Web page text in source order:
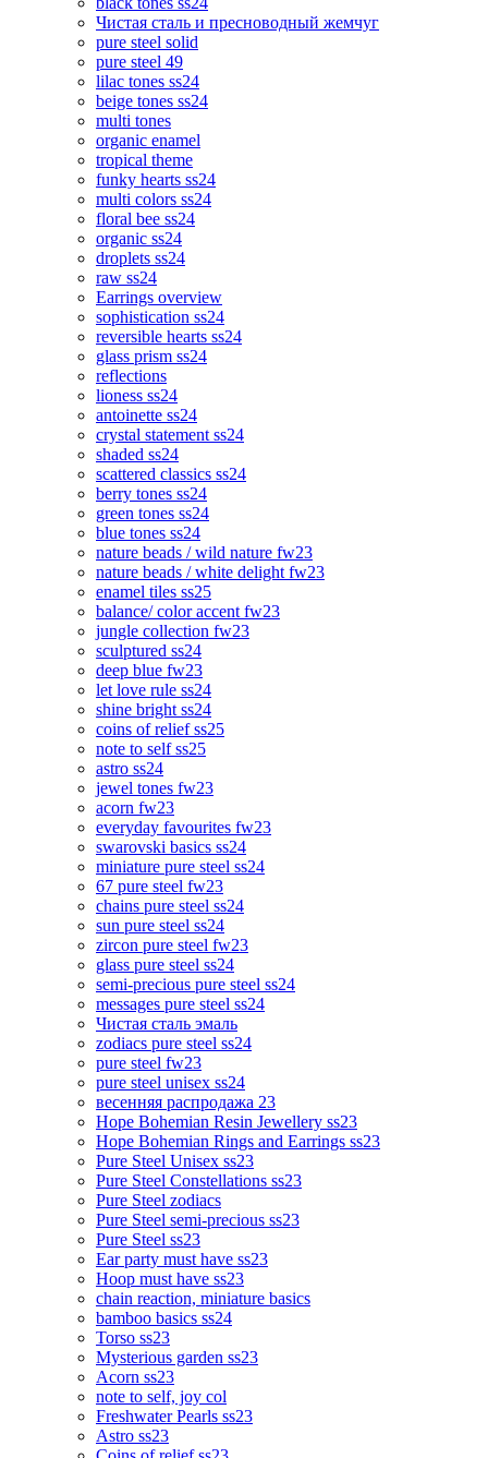
Чистая сталь и пресноводный жемчуг
pure steel solid
pure steel 49
lilac tones ss24
beige tones ss24
multi tones
organic enamel
tropical theme
funky hearts ss24
multi colors ss24
floral bee ss24
organic ss24
droplets ss24
raw ss24
Earrings overview
sophistication ss24
reversible hearts ss24
glass prism ss24
reflections
lioness ss24
antoinette ss24
crystal statement ss24
shaded ss24
scattered classics ss24
berry tones ss24
green tones ss24
blue tones ss24
nature beads / wild nature fw23
nature beads / white delight fw23
enamel tiles ss25
balance/ color accent fw23
jungle collection fw23
sculptured ss24
deep blue fw23
let love rule ss24
shine bright ss24
coins of relief ss25
note to self ss25
astro ss24
jewel tones fw23
acorn fw23
everyday favourites fw23
swarovski basics ss24
miniature pure steel ss24
67 pure steel fw23
chains pure steel ss24
sun pure steel ss24
zircon pure steel fw23
glass pure steel ss24
semi-precious pure steel ss24
messages pure steel ss24
Чистая сталь эмаль
zodiacs pure steel ss24
pure steel fw23
pure steel unisex ss24
весенняя распродажа 23
Hope Bohemian Resin Jewellery ss23
Hope Bohemian Rings and Earrings ss23
Pure Steel Unisex ss23
Pure Steel Constellations ss23
Pure Steel zodiacs
Pure Steel semi-precious ss23
Pure Steel ss23
Ear party must have ss23
Hoop must have ss23
chain reaction, miniature basics
bamboo basics ss24
Torso ss23
Mysterious garden ss23
Acorn ss23
note to self, joy col
Freshwater Pearls ss23
Astro ss23